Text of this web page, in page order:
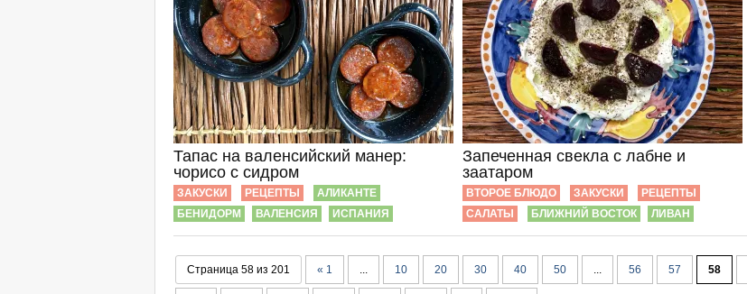
Тапас на валенсийский манер:
чорисо с сидром
ЗАКУСКИ РЕЦЕПТЫ
АЛИКАНТЕ
БЕНИДОРМ
ВАЛЕНСИЯ ИСПАНИЯ
Запеченная свекла с лабне и
заатаром
ВТОРОЕ БЛЮДО ЗАКУСКИ
РЕЦЕПТЫ
САЛАТЫ
БЛИЖНИЙ ВОСТОК ЛИВАН
Страница 58 из 201 « 1 ... 10 20 30 40 50 ... 56 57 58